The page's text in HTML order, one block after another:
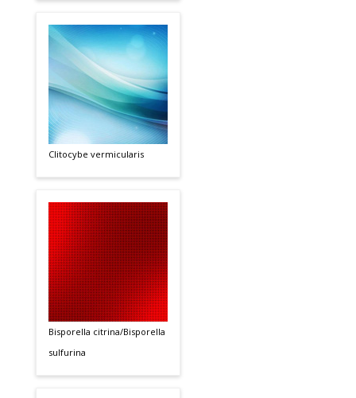
Clitocybe vermicularis
Bisporella citrina/Bisporella
sulfurina